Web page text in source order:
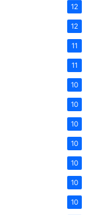
12
12
11
11
10
10
10
10
10
10
10